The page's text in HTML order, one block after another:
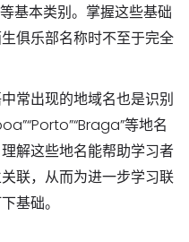
等基本类别。掌握这些基础
俱乐部名称时不至于完全
常出现的地域名也是识别
等地名
解这些地名能帮助学习者
联，从而为进一步学习联
基础。